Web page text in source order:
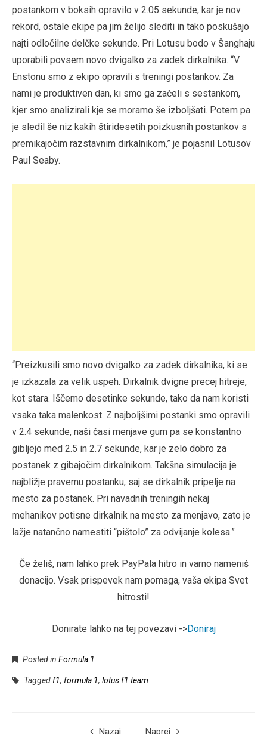
postankom v boksih opravilo v 2.05 sekunde, kar je nov
rekord, ostale ekipe pa jim želijo slediti in tako poskušajo
najti odločilne delčke sekunde. Pri Lotusu bodo v Šanghaju
uporabili povsem novo dvigalko za zadek dirkalnika. “V
Enstonu smo z ekipo opravili s treningi postankov. Za
nami je produktiven dan, ki smo ga začeli s sestankom,
kjer smo analizirali kje se moramo še izboljšati. Potem pa
je sledil še niz kakih štiridesetih poizkusnih postankov s
premikajočim razstavnim dirkalnikom,” je pojasnil Lotusov
Paul Seaby.
“Preizkusili smo novo dvigalko za zadek dirkalnika, ki se
je izkazala za velik uspeh. Dirkalnik dvigne precej hitreje,
kot stara. Iščemo desetinke sekunde, tako da nam koristi
vsaka taka malenkost. Z najboljšimi postanki smo opravili
v 2.4 sekunde, naši časi menjave gum pa se konstantno
gibljejo med 2.5 in 2.7 sekunde, kar je zelo dobro za
postanek z gibajočim dirkalnikom. Takšna simulacija je
najbližje pravemu postanku, saj se dirkalnik pripelje na
mesto za postanek. Pri navadnih treningih nekaj
mehanikov potisne dirkalnik na mesto za menjavo, zato je
lažje natančno namestiti “pištolo” za odvijanje kolesa.”
Če želiš, nam lahko prek PayPala hitro in varno nameniš
donacijo. Vsak prispevek nam pomaga, vaša ekipa Svet
hitrosti!
Donirate lahko na tej povezavi ->Doniraj
Posted in Formula 1
Taggedf1, formula 1, lotus f1 team
Nazaj Naprej